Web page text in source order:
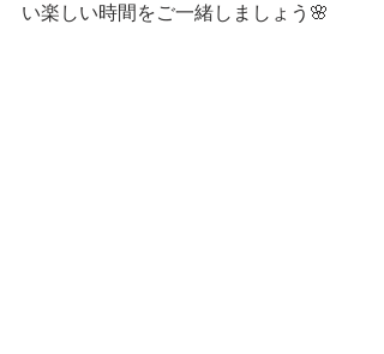
い楽しい時間をご一緒しましょう🌸